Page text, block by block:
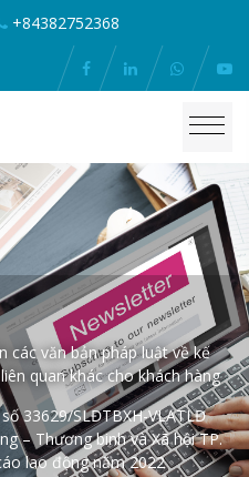
+84382752368
các văn bản pháp luật về kế
quan khác cho khách hàng
33629/SLĐTBXH-VLATLĐ
– Thương binh và Xã hội TP.
lao động năm 2022